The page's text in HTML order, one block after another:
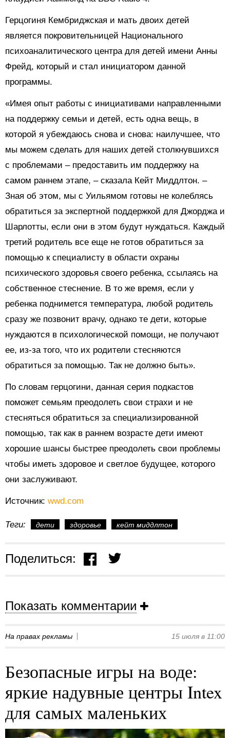
Герцогиня Кембриджская и мать двоих детей
является покровительницей Национального
психоаналитического центра для детей имени Анны
Фрейд, который и стал инициатором данной
программы.
«Имея опыт работы с инициативами направленными
на поддержку семьи и детей, есть одна вещь, в
которой я убеждаюсь снова и снова: наилучшее, что
мы можем сделать для наших детей столкнувшихся
с проблемами – предоставить им поддержку на
самом раннем этапе, – сказала Кейт Миддлтон. –
Зная об этом, мы с Уильямом готовы не колеблясь
обратиться за экспертной поддержкой для Джорджа и
Шарлотты, если они в этом будут нуждаться. Каждый
третий родитель все еще не готов обратиться за
помощью к специалисту в области охраны
психического здоровья своего ребенка, ссылаясь на
собственное стеснение. В то же время, если у
ребенка поднимется температура, любой родитель
сразу же позвонит врачу, однако те дети, которые
нуждаются в психологической помощи, не получают
ее, из-за того, что их родители стесняются
обратиться за помощью. Так не должно быть».
По словам герцогини, данная серия подкастов
поможет семьям преодолеть свои страхи и не
стесняться обратиться за специализированной
помощью, так как в раннем возрасте дети имеют
хорошие шансы быстрее преодолеть свои проблемы
чтобы иметь здоровое и светлое будущее, которого
они заслуживают.
Источник: wwd.com
Теги: дети здоровье кейт миддлтон
Поделиться:
Показать комментарии
На правах рекламы 15 июля в 11:00
Безопасные игры на воде:
яркие надувные центры Intex
для самых маленьких